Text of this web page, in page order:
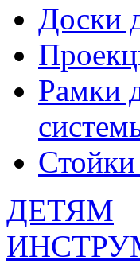
Доски
Рамки
ДЕТЯМ